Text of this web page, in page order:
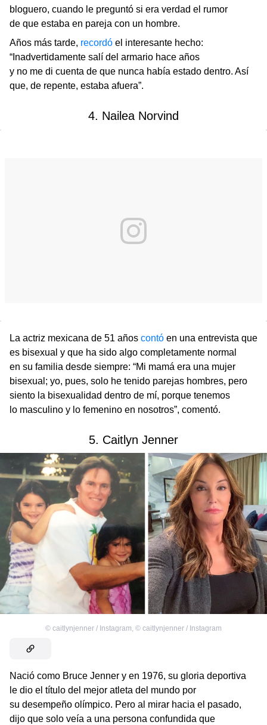
bloguero, cuando le preguntó si era verdad el rumor
de que estaba en pareja con un hombre.
Años más tarde, recordó el interesante hecho:
“Inadvertidamente salí del armario hace años
y no me di cuenta de que nunca había estado dentro. Así
que, de repente, estaba afuera”.
4. Nailea Norvind
La actriz mexicana de 51 años contó en una entrevista que
es bisexual y que ha sido algo completamente normal
en su familia desde siempre: “Mi mamá era una mujer
bisexual; yo, pues, solo he tenido parejas hombres, pero
siento la bisexualidad dentro de mí, porque tenemos
lo masculino y lo femenino en nosotros”, comentó.
5. Caitlyn Jenner
© caitlynjenner / Instagram, © caitlynjenner / Instagram
Nació como Bruce Jenner y en 1976, su gloria deportiva
le dio el título del mejor atleta del mundo por
su desempeño olímpico. Pero al mirar hacia el pasado,
dijo que solo veía a una persona confundida que